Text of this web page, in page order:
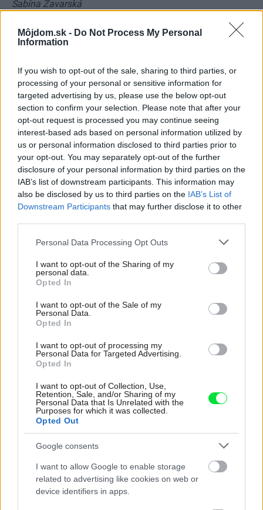
Môjdom.sk - Do Not Process My Personal
Information
If you wish to opt-out of the sale, sharing to third parties, or
processing of your personal or sensitive information for
targeted advertising by us, please use the below opt-out
section to confirm your selection. Please note that after your
opt-out request is processed you may continue seeing
interest-based ads based on personal information utilized by
us or personal information disclosed to third parties prior to
your opt-out. You may separately opt-out of the further
disclosure of your personal information by third parties on the
IAB’s list of downstream participants. This information may
also be disclosed by us to third parties on the IAB’s List of
Downstream Participants that may further disclose it to other
Please note that this website/app uses one or more Google
not limited to your visit or usage behaviour. You may click to
grant or deny consent to Google and its third-party tags to
use your data for below specified purposes in below Google
consent section.
Personal Data Processing Opt Outs
I want to opt-out of the Sharing of my
personal data.
Opted In
I want to opt-out of the Sale of my
Personal Data.
Opted In
I want to opt-out of processing my
Personal Data for Targeted Advertising.
Opted In
I want to opt-out of Collection, Use,
Retention, Sale, and/or Sharing of my
Personal Data that Is Unrelated with the
Purposes for which it was collected.
Opted Out
Google consents
I want to allow Google to enable storage
related to advertising like cookies on web or
device identifiers in apps.
Sabína Zavarská
Foto: ateliér ČERVENÁSVITEK
Tagy: chalupy
kachle
rekonštrukcia chalupy
Zdieľať článok
Ako vybrať dlažbu na záhrady: ktorý
materiál vydrží záťaž, ktorý môže kĺzať a
pri čom rátať s častou údržbou?